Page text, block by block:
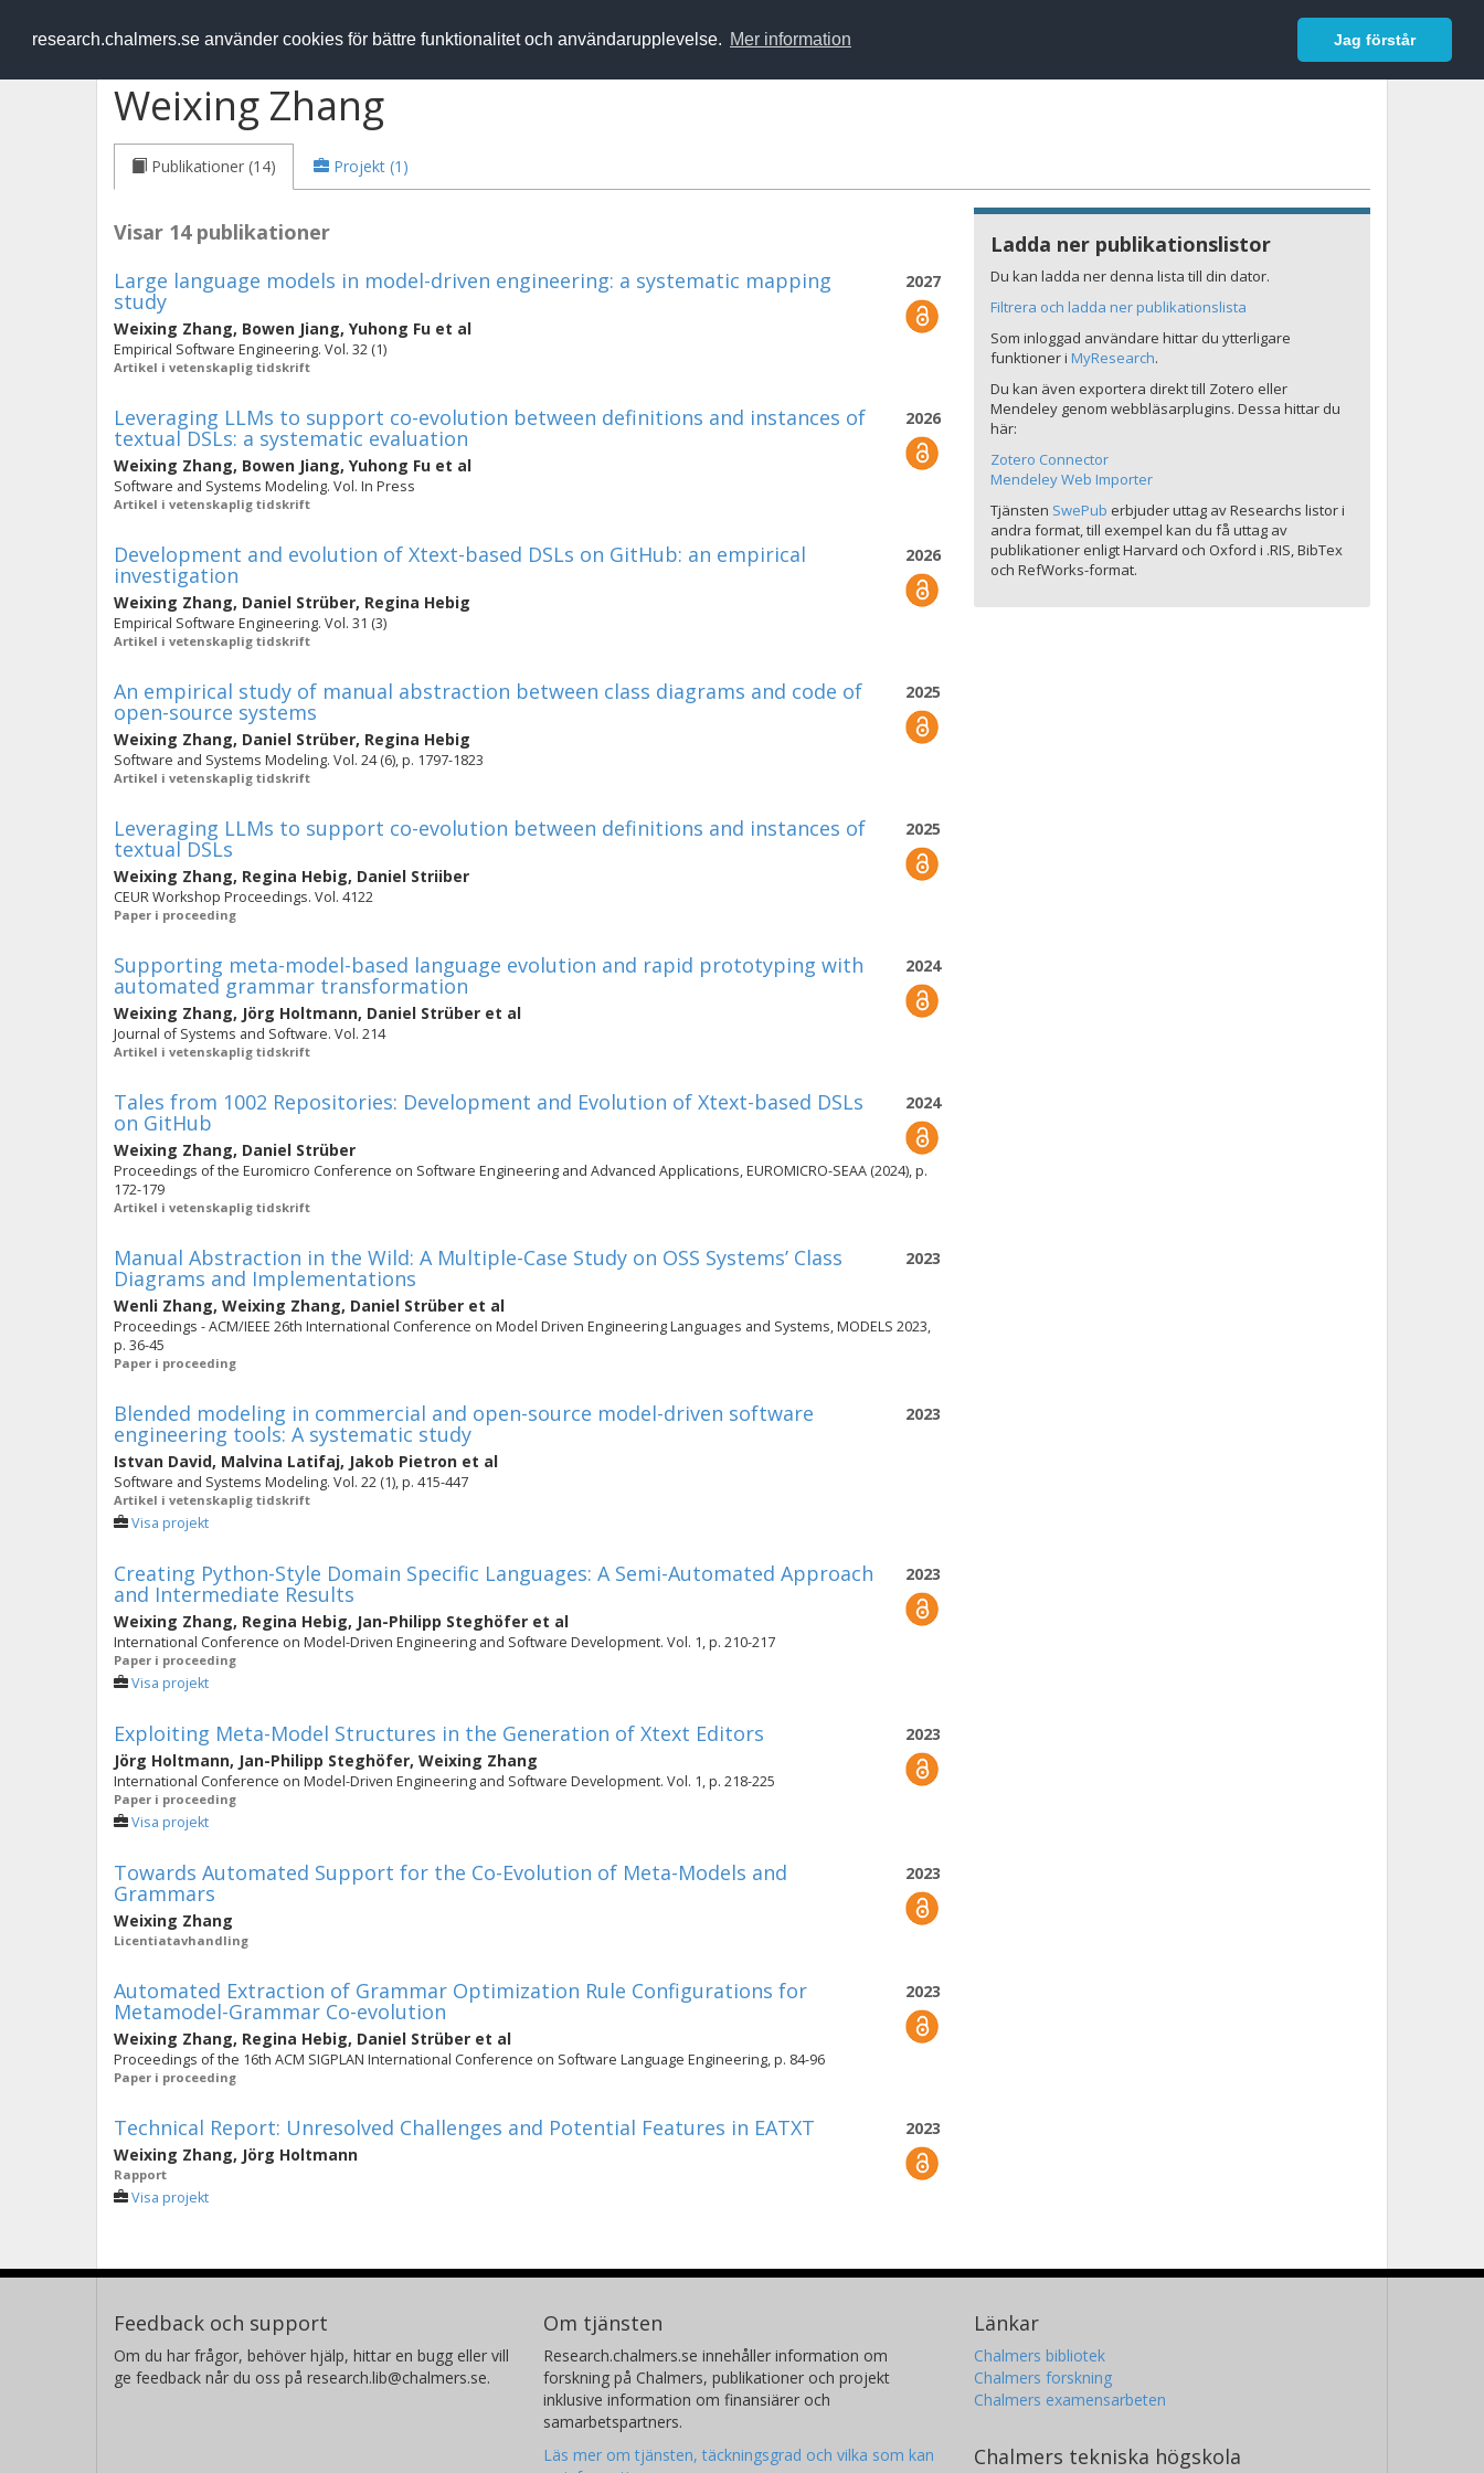
research.chalmers.se använder cookies för bättre funktionalitet och användarupplevelse. Mer information Jag förstår
RESEARCH.chalmers.se Logga in
Weixing Zhang
Publikationer (14) Projekt (1)
Visar 14 publikationer
2027
Large language models in model-driven engineering: a systematic mapping
study
Weixing Zhang, Bowen Jiang, Yuhong Fu et al
Empirical Software Engineering. Vol. 32 (1)
Artikel i vetenskaplig tidskrift
2026
Leveraging LLMs to support co-evolution between definitions and instances of
textual DSLs: a systematic evaluation
Weixing Zhang, Bowen Jiang, Yuhong Fu et al
Software and Systems Modeling. Vol. In Press
Artikel i vetenskaplig tidskrift
2026
Development and evolution of Xtext-based DSLs on GitHub: an empirical
investigation
Weixing Zhang, Daniel Strüber, Regina Hebig
Empirical Software Engineering. Vol. 31 (3)
Artikel i vetenskaplig tidskrift
2025
An empirical study of manual abstraction between class diagrams and code of
open-source systems
Weixing Zhang, Daniel Strüber, Regina Hebig
Software and Systems Modeling. Vol. 24 (6), p. 1797-1823
Artikel i vetenskaplig tidskrift
2025
Leveraging LLMs to support co-evolution between definitions and instances of
textual DSLs
Weixing Zhang, Regina Hebig, Daniel Striiber
CEUR Workshop Proceedings. Vol. 4122
Paper i proceeding
2024
Supporting meta-model-based language evolution and rapid prototyping with
automated grammar transformation
Weixing Zhang, Jörg Holtmann, Daniel Strüber et al
Journal of Systems and Software. Vol. 214
Artikel i vetenskaplig tidskrift
2024
Tales from 1002 Repositories: Development and Evolution of Xtext-based DSLs
on GitHub
Weixing Zhang, Daniel Strüber
Proceedings of the Euromicro Conference on Software Engineering and Advanced Applications, EUROMICRO-SEAA (2024), p.
172-179
Artikel i vetenskaplig tidskrift
2023
Manual Abstraction in the Wild: A Multiple-Case Study on OSS Systems’ Class
Diagrams and Implementations
Wenli Zhang, Weixing Zhang, Daniel Strüber et al
Proceedings - ACM/IEEE 26th International Conference on Model Driven Engineering Languages and Systems, MODELS 2023,
p. 36-45
Paper i proceeding
2023
Blended modeling in commercial and open-source model-driven software
engineering tools: A systematic study
Istvan David, Malvina Latifaj, Jakob Pietron et al
Software and Systems Modeling. Vol. 22 (1), p. 415-447
Artikel i vetenskaplig tidskrift
Visa projekt
2023
Creating Python-Style Domain Specific Languages: A Semi-Automated Approach
and Intermediate Results
Weixing Zhang, Regina Hebig, Jan-Philipp Steghöfer et al
International Conference on Model-Driven Engineering and Software Development. Vol. 1, p. 210-217
Paper i proceeding
Visa projekt
2023
Exploiting Meta-Model Structures in the Generation of Xtext Editors
Jörg Holtmann, Jan-Philipp Steghöfer, Weixing Zhang
International Conference on Model-Driven Engineering and Software Development. Vol. 1, p. 218-225
Paper i proceeding
Visa projekt
2023
Towards Automated Support for the Co-Evolution of Meta-Models and
Grammars
Weixing Zhang
Licentiatavhandling
2023
Automated Extraction of Grammar Optimization Rule Configurations for
Metamodel-Grammar Co-evolution
Weixing Zhang, Regina Hebig, Daniel Strüber et al
Proceedings of the 16th ACM SIGPLAN International Conference on Software Language Engineering, p. 84-96
Paper i proceeding
2023
Technical Report: Unresolved Challenges and Potential Features in EATXT
Weixing Zhang, Jörg Holtmann
Rapport
Visa projekt
Ladda ner publikationslistor
Du kan ladda ner denna lista till din dator.
Filtrera och ladda ner publikationslista
Som inloggad användare hittar du ytterligare
funktioner i MyResearch.
Du kan även exportera direkt till Zotero eller
Mendeley genom webbläsarplugins. Dessa hittar du
här:
Zotero Connector
Mendeley Web Importer
Tjänsten SwePub erbjuder uttag av Researchs listor i
andra format, till exempel kan du få uttag av
publikationer enligt Harvard och Oxford i .RIS, BibTex
och RefWorks-format.
Feedback och support
Om du har frågor, behöver hjälp, hittar en bugg eller vill
ge feedback når du oss på research.lib@chalmers.se.
Om tjänsten
Research.chalmers.se innehåller information om
forskning på Chalmers, publikationer och projekt
inklusive information om finansiärer och
samarbetspartners.
Läs mer om tjänsten, täckningsgrad och vilka som kan
Länkar
Chalmers bibliotek
Chalmers forskning
Chalmers examensarbeten
Chalmers tekniska högskola